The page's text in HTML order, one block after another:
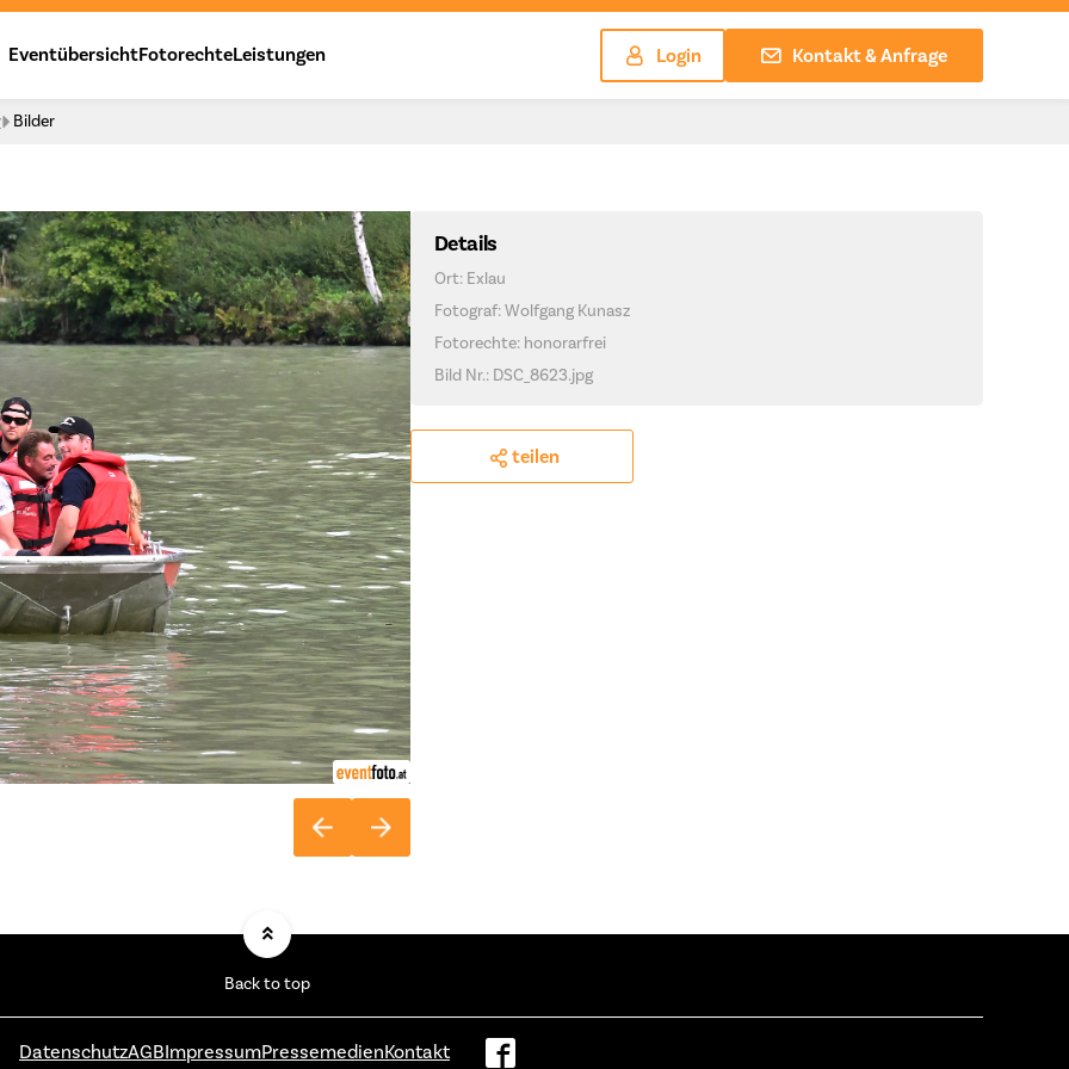
EventübersichtFotorechteLeistungen Login Kontakt & Anfrage
Bilder
Details
Ort: Exlau
Fotograf: Wolfgang Kunasz
Fotorechte: honorarfrei
Bild Nr.: DSC_8623.jpg
teilen
Back to top
DatenschutzAGBImpressumPressemedienKontakt